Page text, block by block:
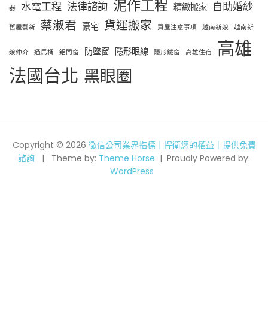
器 水電工程 法律諮詢 泥作工程 精緻搬家 自助婚紗
舊屋翻新 蔡淑君 豪宅 貨運搬家 買屋注意事項 越南新娘 越南新
娘仲介 通馬桶 鋁門窗 防墜窗 隱形眼線 隱形鐵窗 高雄住宿
高雄
法國台北 黑眼圈
Copyright © 2026 徵信公司業界指標｜捍衛您的權益｜提供免費
諮詢
Theme by: Theme Horse
Proudly Powered by:
WordPress